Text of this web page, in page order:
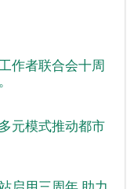
作者联合会十周
元模式推动都市